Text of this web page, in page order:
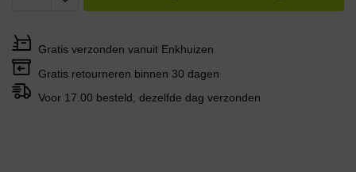
Gratis verzonden vanuit Enkhuizen
Gratis retourneren binnen 30 dagen
Voor 17.00 besteld, dezelfde dag verzonden